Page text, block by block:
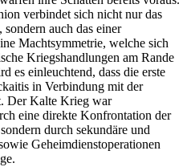
verbindet sich nicht nur das
auch das einer
Machtsymmetrie, welche sich
Kriegshandlungen am Rande
es einleuchtend, dass die erste
in Verbindung mit der
Der Kalte Krieg war
eine direkte Konfrontation der
durch sekundäre und
Geheimdienstoperationen